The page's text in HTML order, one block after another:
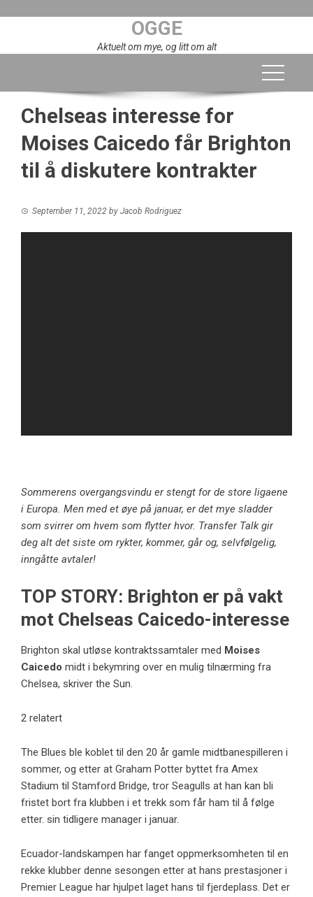
OGGE
Aktuelt om mye, og litt om alt
Chelseas interesse for
Moises Caicedo får Brighton
til å diskutere kontrakter
September 11, 2022 by Jacob Rodriguez
Sommerens overgangsvindu er stengt for de store ligaene
i Europa. Men med et øye på januar, er det mye sladder
som svirrer om hvem som flytter hvor. Transfer Talk gir
deg alt det siste om rykter, kommer, går og, selvfølgelig,
inngåtte avtaler!
TOP STORY: Brighton er på vakt
mot Chelseas Caicedo-interesse
Brighton skal utløse kontraktssamtaler med Moises
Caicedo midt i bekymring over en mulig tilnærming fra
Chelsea, skriver the Sun.
2 relatert
The Blues ble koblet til den 20 år gamle midtbanespilleren i
sommer, og etter at Graham Potter byttet fra Amex
Stadium til Stamford Bridge, tror Seagulls at han kan bli
fristet bort fra klubben i et trekk som får ham til å følge
etter. sin tidligere manager i januar.
Ecuador-landskampen har fanget oppmerksomheten til en
rekke klubber denne sesongen etter at hans prestasjoner i
Premier League har hjulpet laget hans til fjerdeplass. Det er